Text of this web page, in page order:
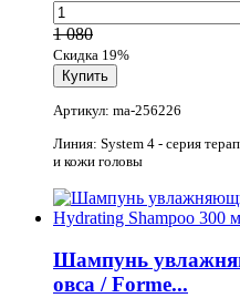
1 080
Скидка 19%
Артикул: ma-256226
Линия: System 4 - серия
и кожи головы
Шампунь
овса / Forme...